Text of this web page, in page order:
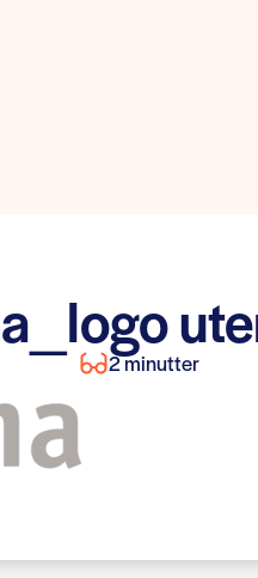
2 minutter